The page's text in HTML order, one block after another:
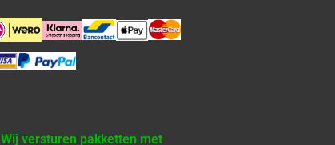
Wij versturen pakketten met